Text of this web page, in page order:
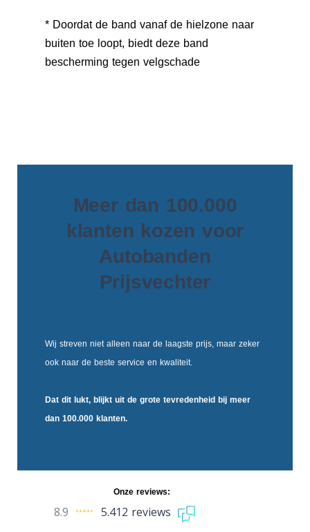
* Doordat de band vanaf de hielzone naar
buiten toe loopt, biedt deze band
bescherming tegen velgschade
Meer dan 100.000
klanten kozen voor
Autobanden
Prijsvechter
Wij streven niet alleen naar de laagste prijs, maar zeker
ook naar de beste service en kwaliteit.
Dat dit lukt, blijkt uit de grote tevredenheid bij meer
dan 100.000 klanten.
Onze reviews:
8.9 5.412 reviews